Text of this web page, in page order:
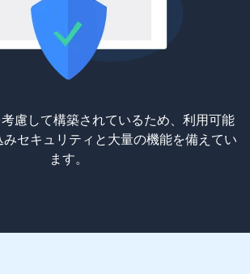
慮して構築されているため、利用可能
セキュリティと大量の機能を備えてい
ます。